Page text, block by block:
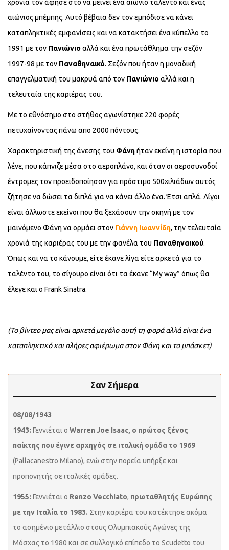
χρόνια τον άφησε στο να μείνει ένα αιώνιο ταλέντο και ένας
αιώνιος μπέμπης. Αυτό βέβαια δεν τον εμπόδισε να κάνει
καταπληκτικές εμφανίσεις και να κατακτήσει ένα κύπελλο το
1991 με τον Πανιώνιο αλλά και ένα πρωτάθλημα την σεζόν
1997-98 με τον Παναθηναικό. Σεζόν που ήταν η μοναδική
επαγγελματική του μακρυά από τον Πανιώνιο αλλά και η
τελευταία της καριέρας του.
Με το εθνόσημο στο στήθος αγωνίστηκε 220 φορές
πετυχαίνοντας πάνω απο 2000 πόντους.
Χαρακτηριστική της άνεσης του Φάνηήταν εκείνη η ιστορία που
λένε, που κάπνιζε μέσα στο αεροπλάνο, και όταν οι αεροσυνοδοί
έντρομες τον προειδοποίησαν για πρόστιμο 500χιλιάδων αυτός
ζήτησε να δώσει τα διπλά για να κάνει άλλο ένα. Έτσι απλά. Λίγοι
είναι άλλωστε εκείνοι που θα ξεχάσουν την σκηνή με τον
μαινόμενο Φάνη να ορμάει στον Γιάννη Ιωαννίδη, την τελευταία
χρονιά της καριέρας του με την φανέλα του Παναθηναικού.
Όπως και να το κάνουμε, είτε έκανε λίγα είτε αρκετά για το
ταλέντο του, το σίγουρο είναι ότι τα έκανε “My way” όπως θα
έλεγε και ο Frank Sinatra.
(Το βίντεο μας είναι αρκετά μεγάλο αυτή τη φορά αλλά είναι ένα
καταπληκτικό και πλήρες αφιέρωμα στον Φάνη και το μπάσκετ)
Σαν Σήμερα
08/08/1943
1943: Γεννιέται ο Warren Joe Isaac, ο πρώτος ξένος
παίκτης που έγινε αρχηγός σε ιταλική ομάδα το 1969
(Pallacanestro Milano), ενώ στην πορεία υπήρξε και
προπονητής σε ιταλικές ομάδες.
1955: Γεννιέται ο Renzo Vecchiato, πρωταθλητής Ευρώπης
με την Ιταλία το 1983. Στην καριέρα του κατέκτησε ακόμα
το ασημένιο μετάλλιο στους Ολυμπιακούς Αγώνες της
Μόσχας το 1980 και σε συλλογικό επίπεδο το Scudetto του